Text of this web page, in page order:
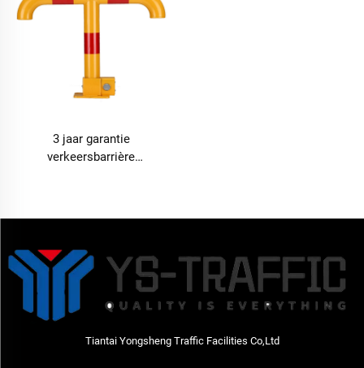
3 jaar garantie
verkeersbarrière
Tiantai Yongsheng Traffic Facilities Co,Ltd